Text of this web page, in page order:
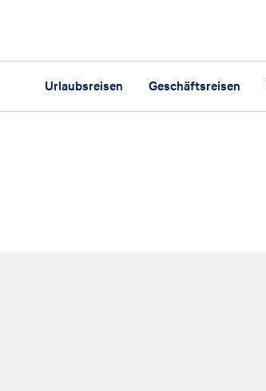
Urlaubsreisen Geschäftsreisen